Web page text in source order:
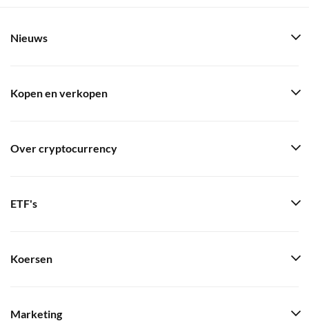
Nieuws
Kopen en verkopen
Over cryptocurrency
ETF's
Koersen
Marketing